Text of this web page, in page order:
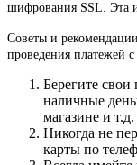
шифрования SSL. Эта
Советы и
проведения платежей
Берегите свои
наличные
магазине и т.д.
Никогда не
карты по